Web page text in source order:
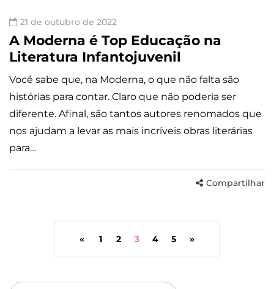
21 de outubro de 2022
A Moderna é Top Educação na
Literatura Infantojuvenil
Você sabe que, na Moderna, o que não falta são
histórias para contar. Claro que não poderia ser
diferente. Afinal, são tantos autores renomados que
nos ajudam a levar as mais incríveis obras literárias
para…
Compartilhar
« 1 2 3 4 5 »